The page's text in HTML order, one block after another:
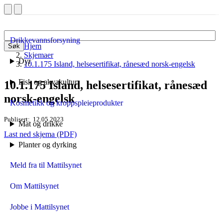
Søk
Drikkevannsforsyning
Dyr
Fisk og akvakultur
Kosmetikk og kroppspleieprodukter
Mat og drikke
Planter og dyrking
Meld fra til Mattilsynet
Om Mattilsynet
Jobbe i Mattilsynet
Hjem
Skjemaer
10.1.175 Island, helsesertifikat, rånesæd norsk-engelsk
10.1.175 Island, helsesertifikat, rånesæd
norsk-engelsk
Publisert 12.05.2023
Last ned skjema (PDF)